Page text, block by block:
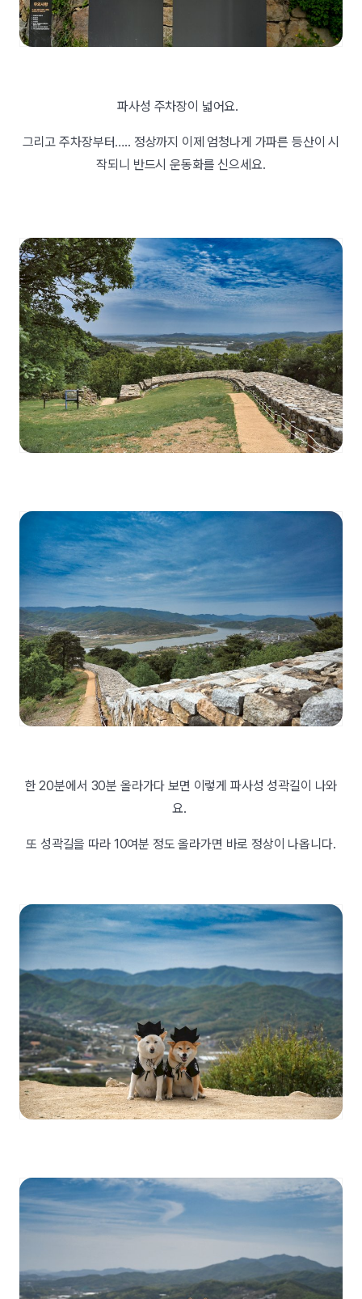
파사성 주차장이 넓어요.
그리고 주차장부터….. 정상까지 이제 엄청나게 가파른 등산이 시
작되니 반드시 운동화를 신으세요.
한 20분에서 30분 올라가다 보면 이렇게 파사성 성곽길이 나와
요.
또 성곽길을 따라 10여분 정도 올라가면 바로 정상이 나옵니다.